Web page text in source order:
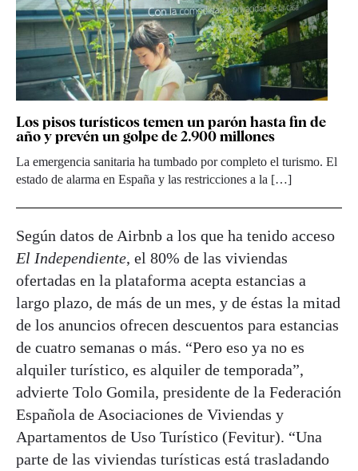
Los pisos turísticos temen un parón hasta fin de
año y prevén un golpe de 2.900 millones
La emergencia sanitaria ha tumbado por completo el turismo. El
estado de alarma en España y las restricciones a la […]
Según datos de Airbnb a los que ha tenido acceso
El Independiente, el 80% de las viviendas
ofertadas en la plataforma acepta estancias a
largo plazo, de más de un mes, y de éstas la mitad
de los anuncios ofrecen descuentos para estancias
de cuatro semanas o más. “Pero eso ya no es
alquiler turístico, es alquiler de temporada”,
advierte Tolo Gomila, presidente de la Federación
Española de Asociaciones de Viviendas y
Apartamentos de Uso Turístico (Fevitur). “Una
parte de las viviendas turísticas está trasladando